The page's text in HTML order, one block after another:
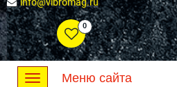
0
Toggle
Меню сайта